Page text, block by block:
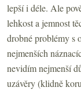
lepší i déle. Ale
lehkost a jemnost
drobné problémy s
nejmenších
nevidím nejmenší
uzávěry (klidně